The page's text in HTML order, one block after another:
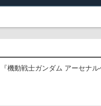
『機動戦士ガンダム アーセナ